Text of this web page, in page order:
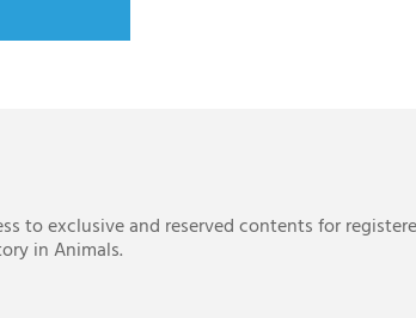
to exclusive and reserved contents for
in Animals.